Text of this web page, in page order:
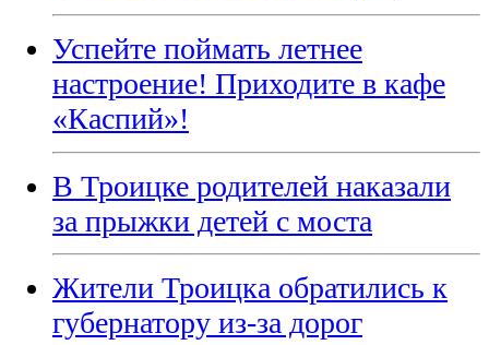
Успейте поймать летнее
настроение! Приходите в кафе
«Каспий»!
В Троицке родителей наказали
за прыжки детей с моста
Жители Троицка обратились к
губернатору из-за дорог